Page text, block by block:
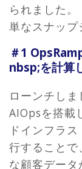
られました
単なスナップ
＃1
nbsp;を計算
ローンチしま
AIOpsを搭載
ドインフラ
行すること
な顧客デー